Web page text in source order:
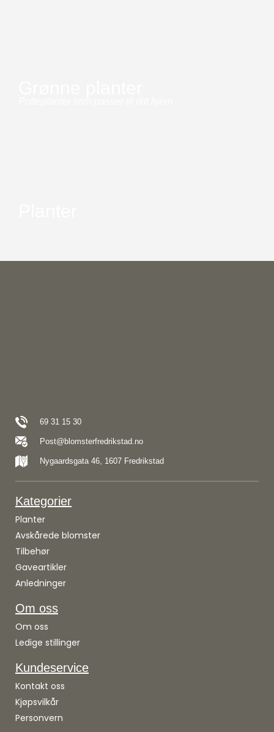
69 31 15 30
Post@blomsterfredrikstad.no
Nygaardsgata 46, 1607 Fredrikstad
Kategorier
Planter
Avskårede blomster
Tilbehør
Gaveartikler
Anledninger
Om oss
Om oss
Ledige stillinger
Kundeservice
Kontakt oss
Kjøpsvilkår
Personvern